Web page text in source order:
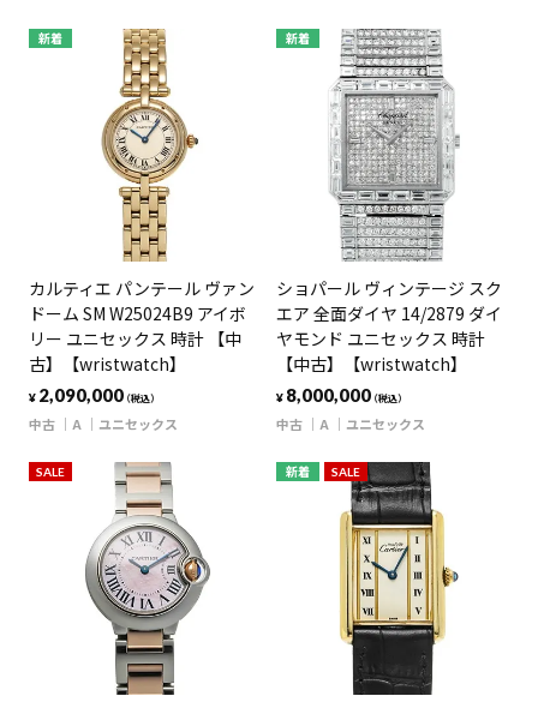
新着
カルティエ パンテール ヴァン
ドーム SM W25024B9 アイボ
リー ユニセックス 時計 【中
古】【wristwatch】
¥ 2,090,000（税込）
中古 A ユニセックス
新着
ショパール ヴィンテージ スク
エア 全面ダイヤ 14/2879 ダイ
ヤモンド ユニセックス 時計
【中古】【wristwatch】
¥ 8,000,000（税込）
中古 A ユニセックス
SALE 新着 SALE